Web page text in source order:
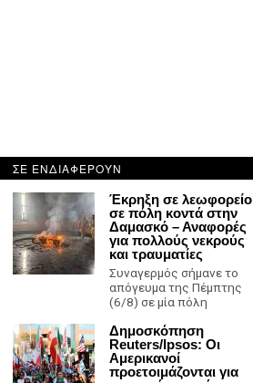
ΣΕ ΕΝΔΙΑΦΕΡΟΥΝ
Έκρηξη σε λεωφορείο
σε πόλη κοντά στην
Δαμασκό – Αναφορές
για πολλούς νεκρούς
και τραυματίες
Συναγερμός σήμανε το
απόγευμα της Πέμπτης
(6/8) σε μία πόλη
Δημοσκόπηση
Reuters/Ipsos: Οι
Αμερικανοί
προετοιμάζονται για